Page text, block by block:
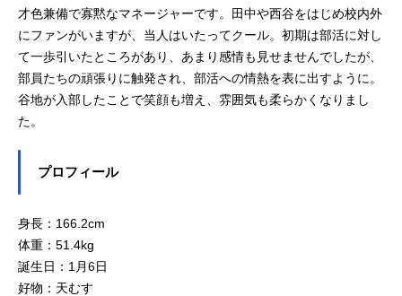
才色兼備で寡黙なマネージャーです。田中や西谷をはじめ校内外
にファンがいますが、当人はいたってクール。初期は部活に対し
て一歩引いたところがあり、あまり感情も見せませんでしたが、
部員たちの頑張りに触発され、部活への情熱を表に出すように。
谷地が入部したことで笑顔も増え、雰囲気も柔らかくなりまし
た。
プロフィール
身長：166.2cm
体重：51.4kg
誕生日：1月6日
好物：天むす